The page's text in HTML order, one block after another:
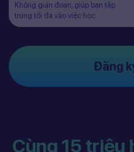
Không gián đoạn, giúp bạn tập
trung tối đa vào việc học.
Đăng
Cùng 15 triệu